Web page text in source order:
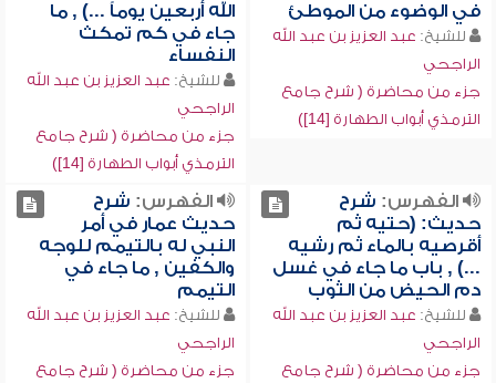
في الوضوء من الموطئ
للشيخ: عبد العزيز بن عبد الله
الراجحي
جزء من محاضرة ( شرح جامع
الترمذي أبواب الطهارة [14])
الله أربعين يوماً ...) , ما
جاء في كم تمكث
النفساء
للشيخ: عبد العزيز بن عبد الله
الراجحي
جزء من محاضرة ( شرح جامع
الترمذي أبواب الطهارة [14])
الفهرس: شرح
حديث: (حتيه ثم
أقرصيه بالماء ثم رشيه
...) , باب ما جاء في غسل
دم الحيض من الثوب
للشيخ: عبد العزيز بن عبد الله
الراجحي
جزء من محاضرة ( شرح جامع
الفهرس: شرح
حديث عمار في أمر
النبي له بالتيمم للوجه
والكفين , ما جاء في
التيمم
للشيخ: عبد العزيز بن عبد الله
الراجحي
جزء من محاضرة ( شرح جامع